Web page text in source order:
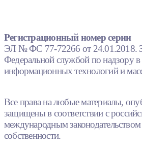
Регистрационный номер серии
ЭЛ № ФС 77-72266 от 24.01.2018.
Федеральной службой по надзору в
информационных технологий и
Все права на любые материалы,
защищены в соответствии с
международным законодательством
собственности.